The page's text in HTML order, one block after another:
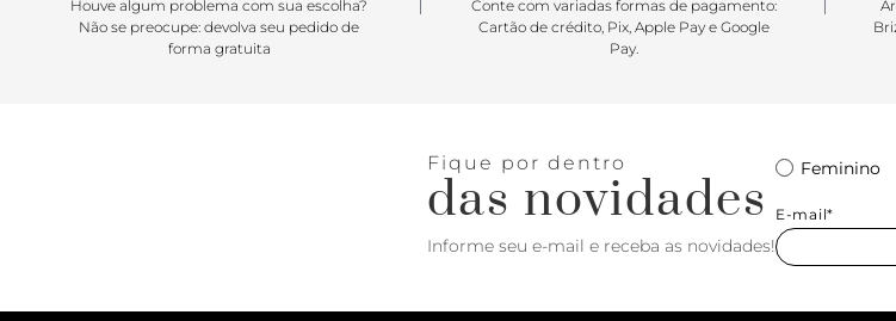
Houve algum problema com sua escolha?
Não se preocupe: devolva seu pedido de
forma gratuita
Conte com variadas formas de pagamento:
Cartão de crédito, Pix, Apple Pay e Google
Pay.
Fique por dentro
das novidades
Informe seu e-mail e receba as novidades!
Feminino
E-mail*